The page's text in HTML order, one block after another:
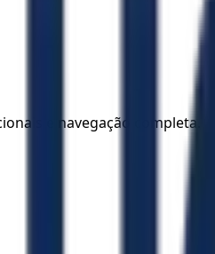
e navegação completa.